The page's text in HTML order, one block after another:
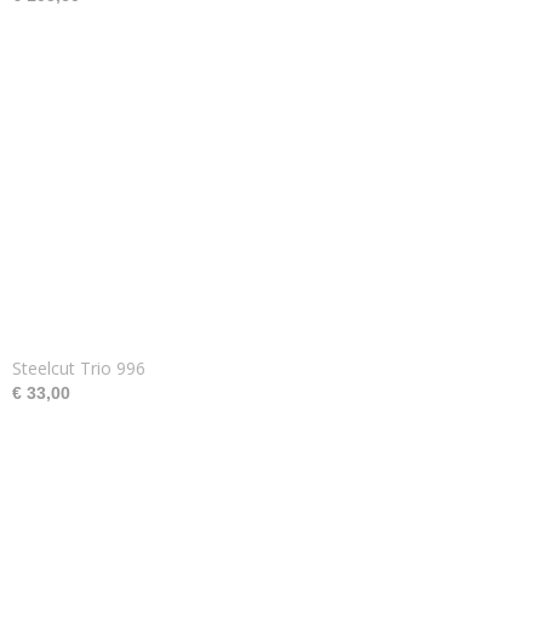
Steelcut Trio 996
€ 33,00